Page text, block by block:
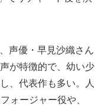
声優・早見沙織さん
が特徴的で、幼い少
、代表作も多い。人
ォージャー役や、